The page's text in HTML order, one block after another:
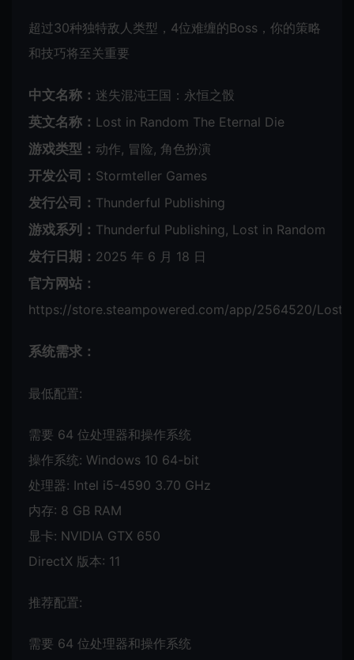
超过30种独特敌人类型，4位难缠的Boss，你的策略
和技巧将至关重要
中文名称： 迷失混沌王国：永恒之骰
英文名称： Lost in Random The Eternal Die
游戏类型： 动作, 冒险, 角色扮演
开发公司： Stormteller Games
发行公司： Thunderful Publishing
游戏系列： Thunderful Publishing, Lost in Random
发行日期： 2025 年 6 月 18 日
官方网站：
https://store.steampowered.com/app/2564520/
系统需求：
最低配置:
需要 64 位处理器和操作系统
操作系统: Windows 10 64-bit
处理器: Intel i5-4590 3.70 GHz
内存: 8 GB RAM
显卡: NVIDIA GTX 650
DirectX 版本: 11
推荐配置:
需要 64 位处理器和操作系统